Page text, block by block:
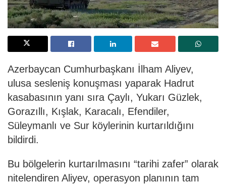
Azerbaycan Cumhurbaşkanı İlham Aliyev,
ulusa sesleniş konuşması yaparak Hadrut
kasabasının yanı sıra Çaylı, Yukarı Güzlek,
Gorazıllı, Kışlak, Karacalı, Efendiler,
Süleymanlı ve Sur köylerinin kurtarıldığını
bildirdi.
Bu bölgelerin kurtarılmasını “tarihi zafer” olarak
nitelendiren Aliyev, operasyon planının tam